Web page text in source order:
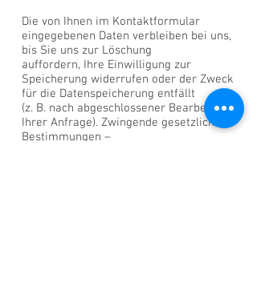
Die von Ihnen im Kontaktformular
eingegebenen Daten verbleiben bei uns,
bis Sie uns zur Löschung
auffordern, Ihre Einwilligung zur
Speicherung widerrufen oder der Zweck
für die Datenspeicherung entfällt
(z. B. nach abgeschlossener Bearbeitung
Ihrer Anfrage). Zwingende gesetzliche
Bestimmungen –